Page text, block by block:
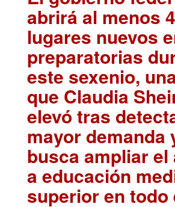
abrirá al menos
lugares nuevos
preparatorias
este sexenio,
que Claudia
elevó tras
mayor demanda
busca ampliar el
a educación
superior en todo